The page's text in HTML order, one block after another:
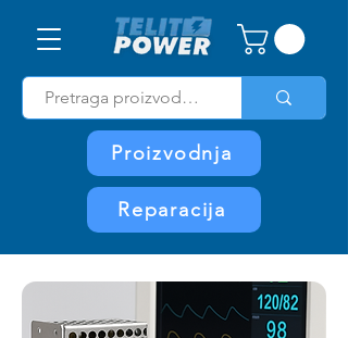
Proizvodnja
Reparacija